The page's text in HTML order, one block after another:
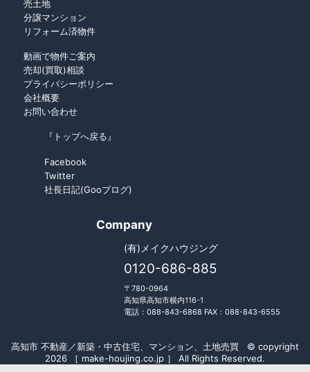
売土地
分譲マンション
リフォーム済物件
動画で物件ご案内
売却(買取)相談
プライバシーポリシー
会社概要
お問い合わせ
『トップへ戻る』
Facebook
Twitter
社長日記(Gooブログ)
Company
(有)メイクハウジング
0120-686-885
〒780-0964
高知県高知市横内116-1
電話：088-843-6868 FAX：088-843-6555
高知市 不動産／新築・中古住宅、マンション、土地売買 © copyright
2026 ［ make-houjing.co.jp ］ All Rights Reserved.
Fudousan Plugin Ver.5.7.0